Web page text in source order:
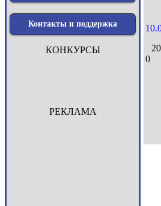
Контакты и поддержка
КОНКУРСЫ
РЕКЛАМА
0